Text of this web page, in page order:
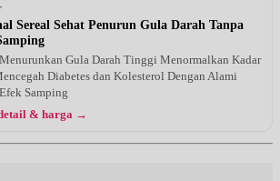
Sereal Sehat Penurun Gula Darah Tanpa
Gula Darah Tinggi Menormalkan Kadar
Diabetes dan Kolesterol Dengan Alami
Samping
& harga →